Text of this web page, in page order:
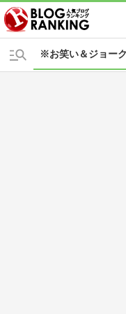
※お笑い＆ジョー